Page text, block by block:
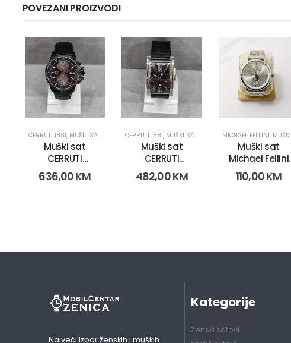
POVEZANI PROIZVODI
CERRUTI 1881, MUŠKI SATOVI
Muški sat
CERRUTI
7630010265941
(8101)
636,00KM
CERRUTI 1881, MUŠKI SATOVI
Muški sat
CERRUTI
CRB004A222C
(4366)
482,00KM
MICHAEL FELLINI, MUŠKI SATOVI
Muški sat
Michael Fellini
2238 (11381-4)
110,00KM
Najveći izbor ženskih i muških
Kategorije
Ženski satovi